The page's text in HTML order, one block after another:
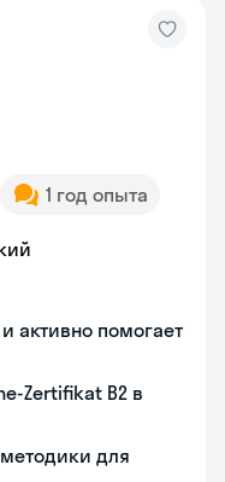
1 год опыта
активно помогает
Zertifikat B2 в
для